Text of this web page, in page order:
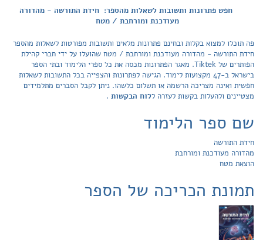
חפש פתרונות ותשובות לשאלות מהספר: חידת התורשה - מהדורה
מעודכנת ומורחבת / מטח
פה תוכלו למצוא בקלות ובחינם פתרונות מלאים ותשובות מפורטות לשאלות מהספר
חידת התורשה - מהדורה מעודכנת ומורחבת / מטח שהועלו על ידי חברי קהילת
הפותרים של Tiktek. מאגר הפתרונות מכסה את כל ספרי הלימוד ובתי הספר
בישראל ב-47 מקצועות לימוד. הגישה לפתרונות והצפייה בכל התשובות לשאלות
חפשית ואינה מצריכה הרשמה או תשלום כלשהו. ניתן לקבל הסברים מתלמידים
מצטיינים ולהעלות בקשות לעזרה ללוח הבקשות .
שם ספר הלימוד
חידת התורשה
מהדורה מעודכנת ומורחבת
הוצאת מטח
תמונת הכריכה של הספר